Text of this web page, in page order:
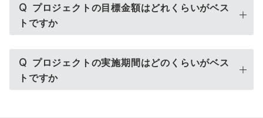
Q プロジェクトの目標金額はどれくらいがベス
トですか
Q プロジェクトの実施期間はどのくらいがベス
トですか